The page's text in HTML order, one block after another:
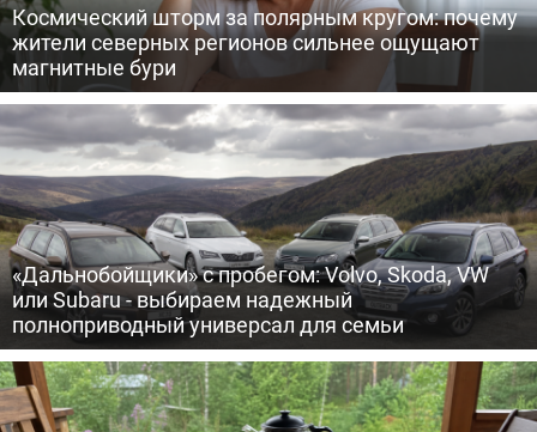
Космический шторм за полярным кругом: почему
жители северных регионов сильнее ощущают
магнитные бури
«Дальнобойщики» с пробегом: Volvo, Skoda, VW
или Subaru - выбираем надежный
полноприводный универсал для семьи